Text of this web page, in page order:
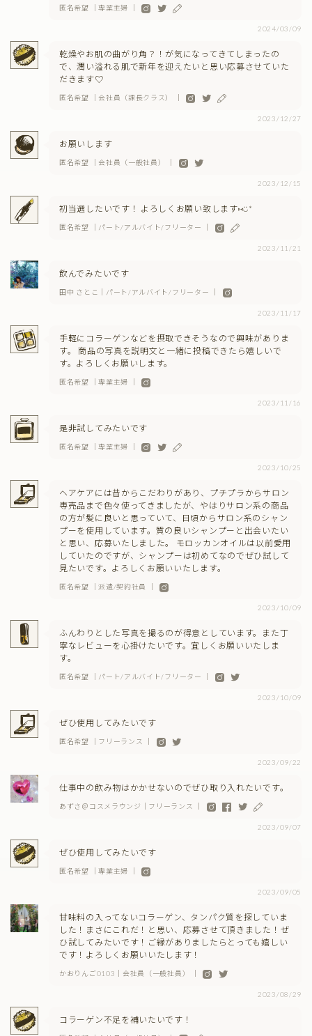
匿名希望 ｜専業主婦 ｜
2024/03/09
乾燥やお肌の曲がり角？！が気になってきてしまったの
で、潤い溢れる肌で新年を迎えたいと思い応募させていた
だきます♡
匿名希望 ｜会社員（課長クラス） ｜
2023/12/27
お願いします
匿名希望 ｜会社員（一般社員） ｜
2023/12/15
初当選したいです！ よろしくお願い致します⑅︎◡̈︎*
匿名希望 ｜パート/アルバイト/フリーター ｜
2023/11/21
飲んでみたいです
田中 さとこ｜パート/アルバイト/フリーター ｜
2023/11/17
手軽にコラーゲンなどを摂取できそうなので興味がありま
す。 商品の写真を説明文と一緒に投稿できたら嬉しいで
す。よろしくお願いします。
匿名希望 ｜専業主婦 ｜
2023/11/16
是非試してみたいです
匿名希望 ｜専業主婦 ｜
2023/10/25
ヘアケアには昔からこだわりがあり、プチプラからサロン
専売品まで色々使ってきましたが、やはりサロン系の商品
の方が髪に良いと思っていて、日頃からサロン系のシャン
プーを使用しています。質の良いシャンプーと出会いたい
と思い、応募いたしました。 モロッカンオイルは以前愛用
していたのですが、シャンプーは初めてなのでぜひ試して
見たいです。よろしくお願いいたします。
匿名希望 ｜派遣/契約社員 ｜
2023/10/09
ふんわりとした写真を撮るのが得意としています。また丁
寧なレビューを心掛けたいです。宜しくお願いいたしま
す。
匿名希望 ｜パート/アルバイト/フリーター ｜
2023/10/09
ぜひ使用してみたいです
匿名希望 ｜フリーランス ｜
2023/09/22
仕事中の飲み物はかかせないのでぜひ取り入れたいです。
あずさ＠コスメラウンジ｜フリーランス ｜
2023/09/07
ぜひ使用してみたいです
匿名希望 ｜専業主婦 ｜
2023/09/05
甘味料の入ってないコラーゲン、タンパク質を探していま
した！まさにこれだ！と思い、応募させて頂きました！ぜ
ひ試してみたいです！ご縁がありましたらとっても嬉しい
です！よろしくお願いいたします！
かおりんご0103｜会社員（一般社員） ｜
2023/08/29
コラーゲン不足を補いたいです！